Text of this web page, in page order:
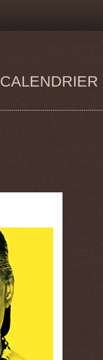
CALENDRIER